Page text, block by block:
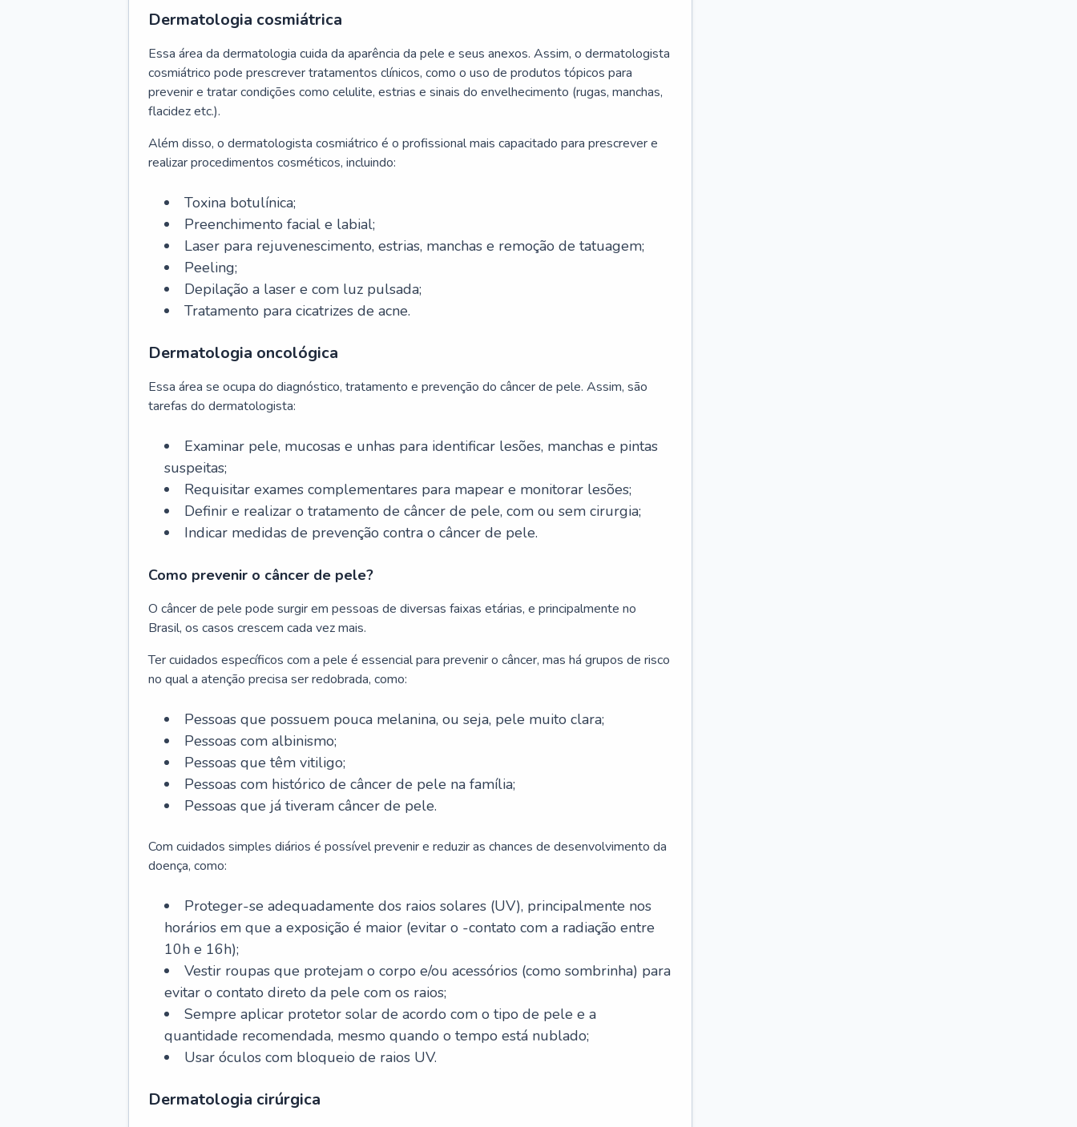
Dermatologia cosmiátrica
Essa área da dermatologia cuida da aparência da pele e seus anexos. Assim, o dermatologista
cosmiátrico pode prescrever tratamentos clínicos, como o uso de produtos tópicos para
prevenir e tratar condições como celulite, estrias e sinais do envelhecimento (rugas, manchas,
flacidez etc.).
Além disso, o dermatologista cosmiátrico é o profissional mais capacitado para prescrever e
realizar procedimentos cosméticos, incluindo:
Toxina botulínica;
Preenchimento facial e labial;
Laser para rejuvenescimento, estrias, manchas e remoção de tatuagem;
Peeling;
Depilação a laser e com luz pulsada;
Tratamento para cicatrizes de acne.
Dermatologia oncológica
Essa área se ocupa do diagnóstico, tratamento e prevenção do câncer de pele. Assim, são
tarefas do dermatologista:
Examinar pele, mucosas e unhas para identificar lesões, manchas e pintas
suspeitas;
Requisitar exames complementares para mapear e monitorar lesões;
Definir e realizar o tratamento de câncer de pele, com ou sem cirurgia;
Indicar medidas de prevenção contra o câncer de pele.
Como prevenir o câncer de pele?
O câncer de pele pode surgir em pessoas de diversas faixas etárias, e principalmente no
Brasil, os casos crescem cada vez mais.
Ter cuidados específicos com a pele é essencial para prevenir o câncer, mas há grupos de risco
no qual a atenção precisa ser redobrada, como:
Pessoas que possuem pouca melanina, ou seja, pele muito clara;
Pessoas com albinismo;
Pessoas que têm vitiligo;
Pessoas com histórico de câncer de pele na família;
Pessoas que já tiveram câncer de pele.
Com cuidados simples diários é possível prevenir e reduzir as chances de desenvolvimento da
doença, como:
Proteger-se adequadamente dos raios solares (UV), principalmente nos
horários em que a exposição é maior (evitar o -contato com a radiação entre
10h e 16h);
Vestir roupas que protejam o corpo e/ou acessórios (como sombrinha) para
evitar o contato direto da pele com os raios;
Sempre aplicar protetor solar de acordo com o tipo de pele e a
quantidade recomendada, mesmo quando o tempo está nublado;
Usar óculos com bloqueio de raios UV.
Dermatologia cirúrgica